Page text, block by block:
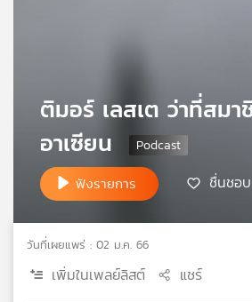
เครือ
พี
ติมอร์ เลสเต ว่าที่สมา
อาเซียน
ฟังรายการ ชื่นชอบ
วันที่เผยแพร่ : 02 ม.ค. 66
เพิ่มในเพลย์ลิสต์ แชร์